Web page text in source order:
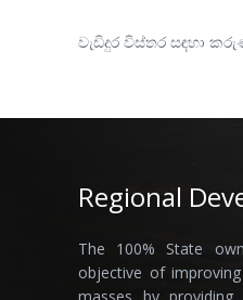
වැඩිදුර විස්තර සඳහා
Regional
The 100% State
objective of